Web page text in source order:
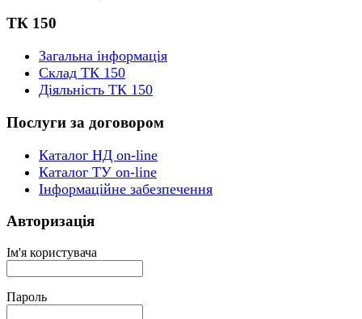
ТК 150
Загальна інформація
Склад ТК 150
Діяльність ТК 150
Послуги за договором
Каталог НД on-line
Каталог ТУ on-line
Інформаційне забезпечення
Авторизація
Ім'я користувача
Пароль